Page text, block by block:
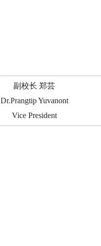
副校长 郑芸
Dr.Prangtip Yuvanont
Vice President